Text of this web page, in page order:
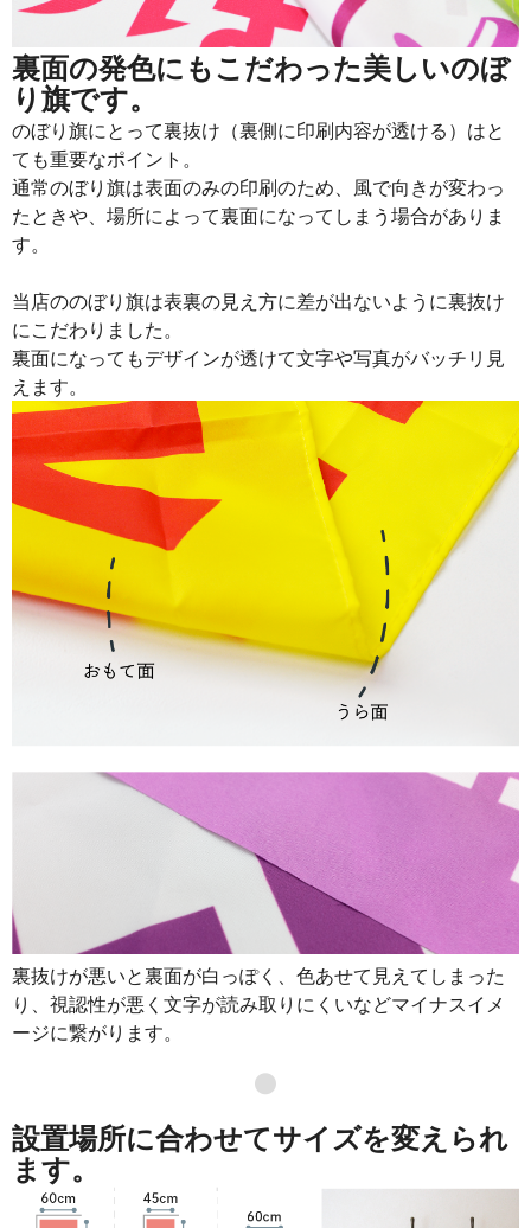
裏面の発色にもこだわった美しいのぼ
り旗です。
のぼり旗にとって裏抜け（裏側に印刷内容が透ける）はと
ても重要なポイント。
通常のぼり旗は表面のみの印刷のため、風で向きが変わっ
たときや、場所によって裏面になってしまう場合がありま
す。
当店ののぼり旗は表裏の見え方に差が出ないように裏抜け
にこだわりました。
裏面になってもデザインが透けて文字や写真がバッチリ見
えます。
裏抜けが悪いと裏面が白っぽく、色あせて見えてしまった
り、視認性が悪く文字が読み取りにくいなどマイナスイメ
ージに繋がります。
●
設置場所に合わせてサイズを変えられ
ます。